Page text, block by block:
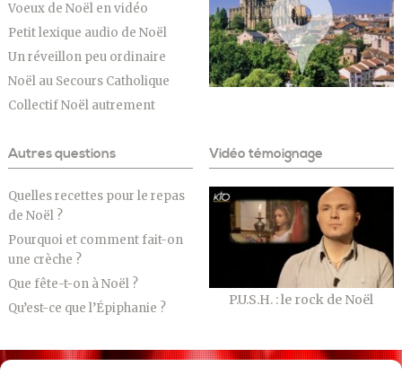
Voeux de Noël en vidéo
Petit lexique audio de Noël
Un réveillon peu ordinaire
Noël au Secours Catholique
Collectif Noël autrement
Autres questions
Quelles recettes pour le repas
de Noël ?
Pourquoi et comment fait-on
une crèche ?
Que fête-t-on à Noël ?
Qu’est-ce que l’Épiphanie ?
Vidéo témoignage
P.U.S.H. : le rock de Noël